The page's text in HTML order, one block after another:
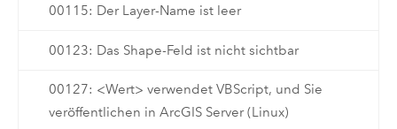
00115: Der Layer-Name ist leer
00123: Das Shape-Feld ist nicht sichtbar
00127: <Wert> verwendet VBScript, und Sie
veröffentlichen in ArcGIS Server (Linux)